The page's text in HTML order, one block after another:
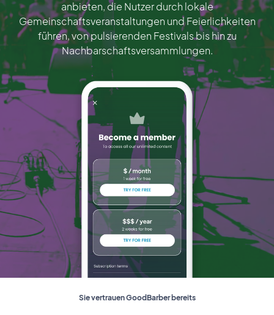
anbieten, die Nutzer durch lokale
Gemeinschaftsveranstaltungen und Feierlichkeiten
führen, von pulsierenden Festivals bis hin zu
Nachbarschaftsversammlungen.
Sie vertrauen GoodBarber bereits